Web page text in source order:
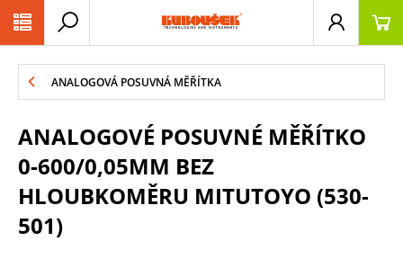
ANALOGOVÁ POSUVNÁ MĚŘÍTKA
ANALOGOVÉ POSUVNÉ MĚŘÍTKO
0-600/0,05MM BEZ
HLOUBKOMĚRU MITUTOYO (530-
501)